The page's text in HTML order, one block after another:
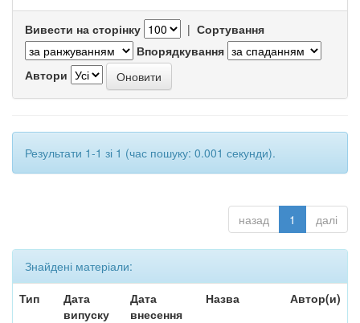
Вивести на сторінку | Сортування
Впорядкування
Автори
Результати 1-1 зі 1 (час пошуку: 0.001 секунди).
назад 1 далі
Знайдені матеріали:
Тип
Дата
випуску
Дата
внесення
Назва Автор(и)